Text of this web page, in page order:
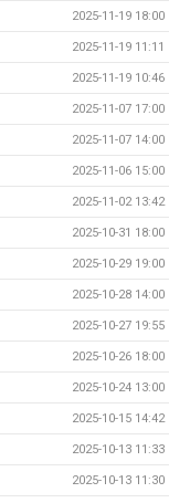
2025-11-19 18:00
2025-11-19 11:11
2025-11-19 10:46
2025-11-07 17:00
2025-11-07 14:00
2025-11-06 15:00
2025-11-02 13:42
2025-10-31 18:00
2025-10-29 19:00
2025-10-28 14:00
2025-10-27 19:55
2025-10-26 18:00
2025-10-24 13:00
2025-10-15 14:42
2025-10-13 11:33
2025-10-13 11:30